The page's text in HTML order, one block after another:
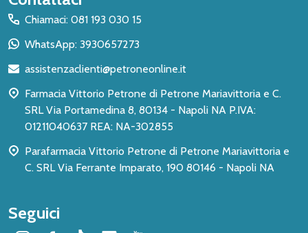
del
piè
pagina
Chiamaci: 081 193 030 15
WhatsApp: 3930657273
assistenzaclienti@petroneonline.it
Farmacia Vittorio Petrone di Petrone Mariavittoria e C.
SRL Via Portamedina 8, 80134 - Napoli NA P.IVA:
01211040637 REA: NA-302855
Parafarmacia Vittorio Petrone di Petrone Mariavittoria e
C. SRL Via Ferrante Imparato, 190 80146 - Napoli NA
Seguici